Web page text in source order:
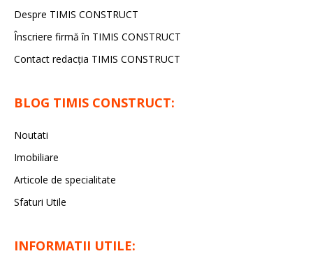
Despre TIMIS CONSTRUCT
Înscriere firmă în TIMIS CONSTRUCT
Contact redacția TIMIS CONSTRUCT
BLOG TIMIS CONSTRUCT:
Noutati
Imobiliare
Articole de specialitate
Sfaturi Utile
INFORMATII UTILE: